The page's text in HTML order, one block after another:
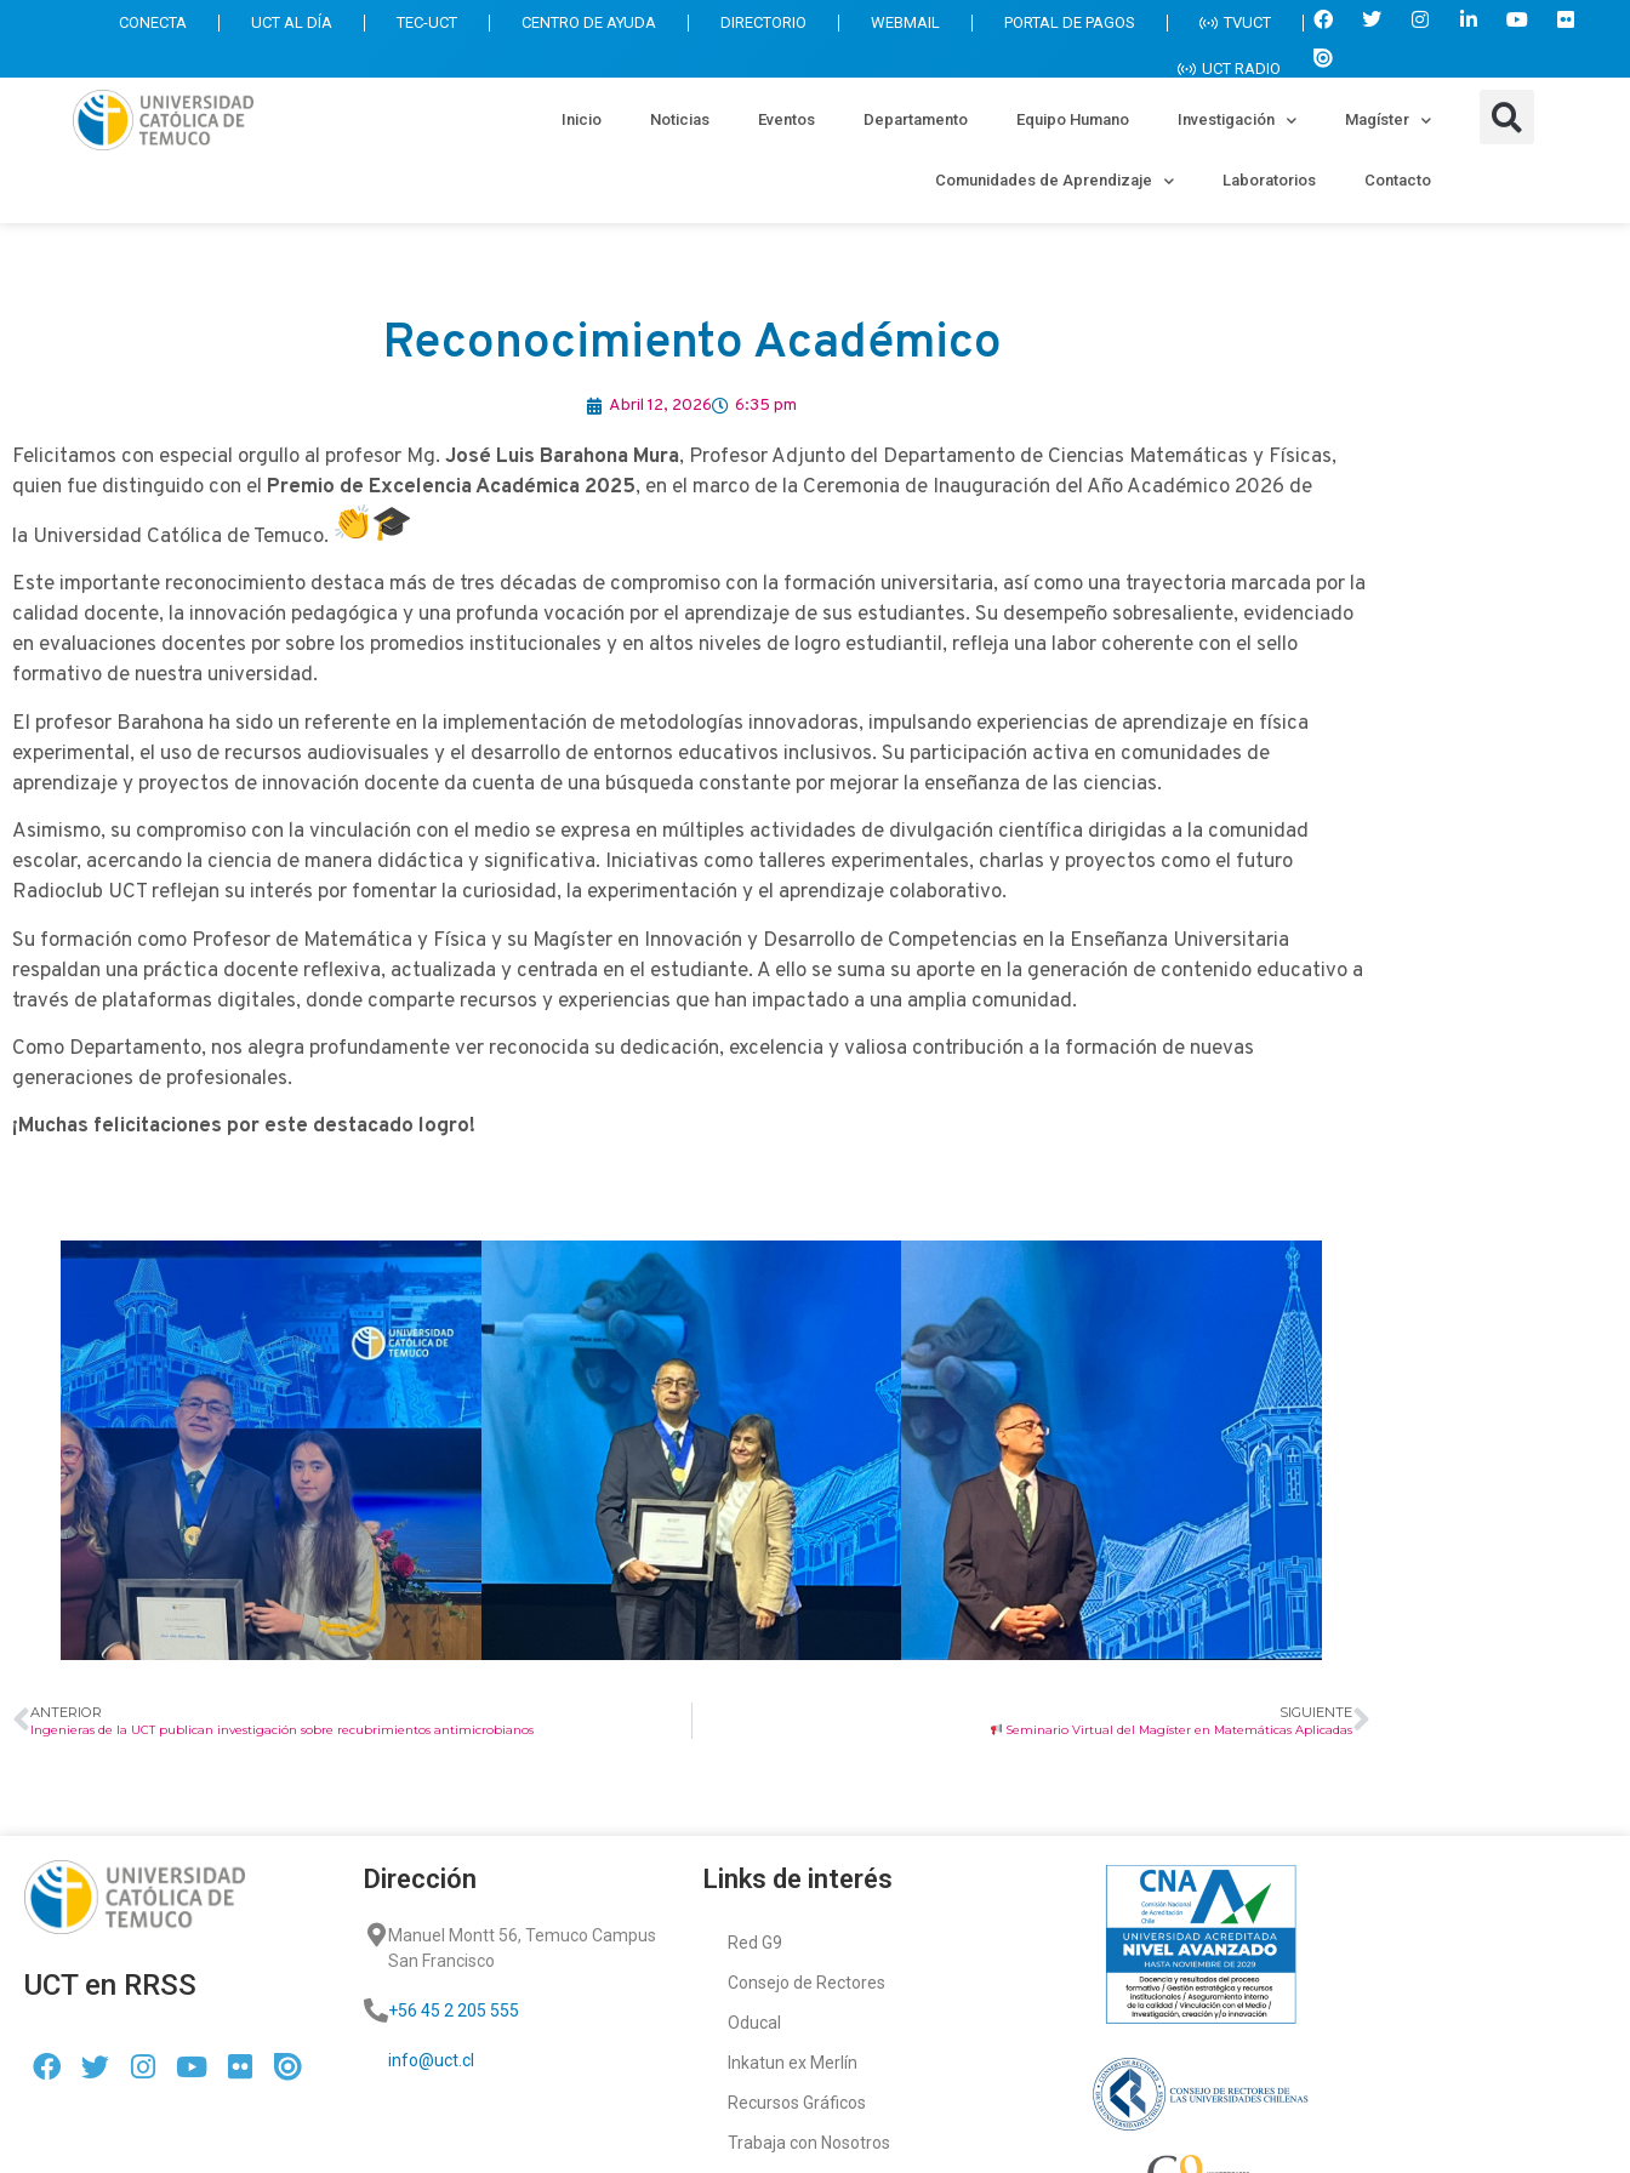
CONECTA UCT AL DÍA TEC-UCT CENTRO DE AYUDA DIRECTORIO WEBMAIL PORTAL DE PAGOS TVUCT
UCT RADIO
Inicio Noticias Eventos Departamento Equipo Humano Investigación Magíster
Comunidades de Aprendizaje Laboratorios Contacto
Reconocimiento Académico
Abril 12, 2026 6:35 pm
Felicitamos con especial orgullo al profesor Mg. José Luis Barahona Mura, Profesor Adjunto del Departamento de Ciencias Matemáticas y Físicas,
quien fue distinguido con el Premio de Excelencia Académica 2025, en el marco de la Ceremonia de Inauguración del Año Académico 2026 de
la Universidad Católica de Temuco.
Este importante reconocimiento destaca más de tres décadas de compromiso con la formación universitaria, así como una trayectoria marcada por la
calidad docente, la innovación pedagógica y una profunda vocación por el aprendizaje de sus estudiantes. Su desempeño sobresaliente, evidenciado
en evaluaciones docentes por sobre los promedios institucionales y en altos niveles de logro estudiantil, refleja una labor coherente con el sello
formativo de nuestra universidad.
El profesor Barahona ha sido un referente en la implementación de metodologías innovadoras, impulsando experiencias de aprendizaje en física
experimental, el uso de recursos audiovisuales y el desarrollo de entornos educativos inclusivos. Su participación activa en comunidades de
aprendizaje y proyectos de innovación docente da cuenta de una búsqueda constante por mejorar la enseñanza de las ciencias.
Asimismo, su compromiso con la vinculación con el medio se expresa en múltiples actividades de divulgación científica dirigidas a la comunidad
escolar, acercando la ciencia de manera didáctica y significativa. Iniciativas como talleres experimentales, charlas y proyectos como el futuro
Radioclub UCT reflejan su interés por fomentar la curiosidad, la experimentación y el aprendizaje colaborativo.
Su formación como Profesor de Matemática y Física y su Magíster en Innovación y Desarrollo de Competencias en la Enseñanza Universitaria
respaldan una práctica docente reflexiva, actualizada y centrada en el estudiante. A ello se suma su aporte en la generación de contenido educativo a
través de plataformas digitales, donde comparte recursos y experiencias que han impactado a una amplia comunidad.
Como Departamento, nos alegra profundamente ver reconocida su dedicación, excelencia y valiosa contribución a la formación de nuevas
generaciones de profesionales.
¡Muchas felicitaciones por este destacado logro!
ANTERIOR
Ingenieras de la UCT publican investigación sobre recubrimientos antimicrobianos
SIGUIENTE
Seminario Virtual del Magíster en Matemáticas Aplicadas
UCT en RRSS
Dirección
Manuel Montt 56, Temuco Campus
San Francisco
+56 45 2 205 555
info@uct.cl
Links de interés
Red G9
Consejo de Rectores
Oducal
Inkatun ex Merlín
Recursos Gráficos
Trabaja con Nosotros